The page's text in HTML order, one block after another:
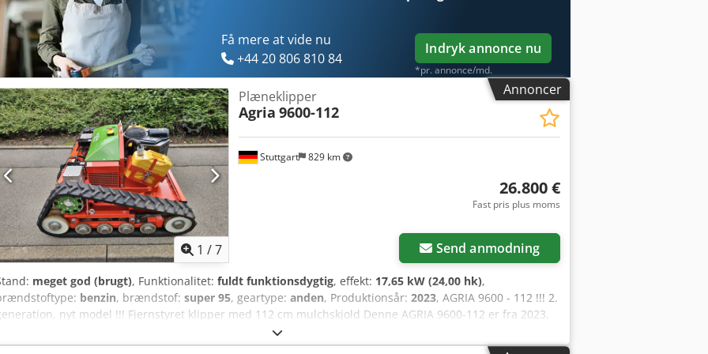
Få mere at vide nu
+44 20 806 810 84
Indryk annonce nu
*pr. annonce/md.
Annoncer
1 /7
Stuttgart 829 km
Plæneklipper
Agria 9600-112
26.800 €
Fast pris plus moms
Send anmodning
meget god (brugt), Funktionalitet: fuldt funktionsdygtig, effekt: 17,65 kW (24,00 hk),
benzin, brændstof: super 95, geartype: anden, Produktionsår: 2023, AGRIA 9600 - 112 !!! 2.
nyt model !!! Fjernstyret klipper med 112 cm mulchskjold Denne AGRIA 9600-112 er fra 2023,
har kun 304 driftstimer ifølge tælleren og er i meget god samlet stand med normale brugsspor og slitage.
er netop udført. Dcjdpfx Agoxa Ar Tjkjk Aktuel vejledende pris er 44.900,- €. Nettopris: 26.806,- € //